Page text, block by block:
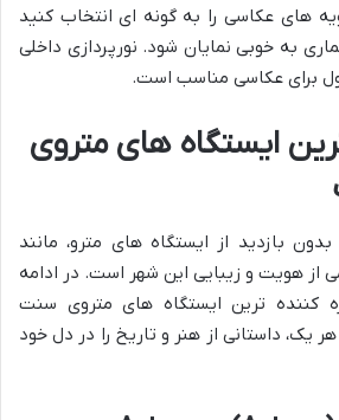
های عکاسی را به گونه ای انتخاب کنید
به خوبی نمایان شود. نورپردازی داخلی
برای عکاسی مناسب است.
ایستگاه های متروی
بازدید از ایستگاه های مترو، مانند
از هویت و زیبایی این شهر است. در ادامه
کننده ترین ایستگاه های متروی سنت
یک، داستانی از هنر و تاریخ را در دل خود